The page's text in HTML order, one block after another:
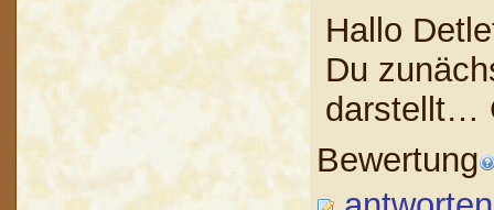
Hallo
Du
darstellt…
Bewertung